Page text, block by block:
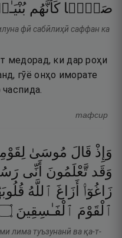
صَفًّۭا كَأَنَّهُم
фӣ сабӣлиҳӣ саффан ка
медорад, ки дар роҳи
гӯё онҳо иморате
тафсир
وَإِذْ قَالَ مُوسَىٰ
وَقَد تَّعْلَمُونَ أَنِّى
زَاغُوٓا۟ أَزَاغَ ٱللَّهُ
ٱلْقَوْمَ ٱلْفَـٰسِقِينَ
лима туъзунанӣ ва қа-т-